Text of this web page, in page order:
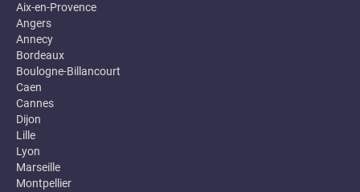
Aix-en-Provence
Angers
Annecy
Bordeaux
Boulogne-Billancourt
Caen
Cannes
Dijon
Lille
Lyon
Marseille
Montpellier